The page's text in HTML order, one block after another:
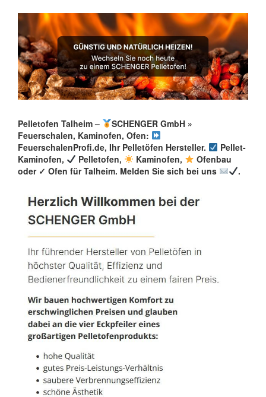
Pelletofen Talheim –
SCHENGER GmbH »
Feuerschalen, Kaminofen, Ofen:
FeuerschalenProfi.de, Ihr Pelletöfen Hersteller.
Pellet-
Kaminofen,
Pelletofen, Kaminofen,
Ofenbau
oder ✓ Ofen für Talheim. Melden Sie sich bei uns
.